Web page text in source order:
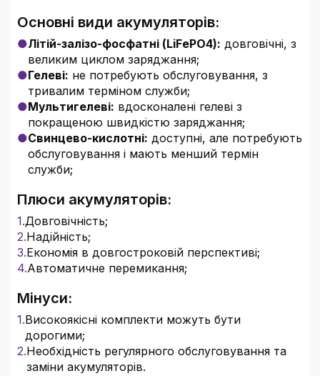
Основні види акумуляторів:
Літій-залізо-фосфатні (LiFePO4): довговічні, з
великим циклом заряджання;
Гелеві: не потребують обслуговування, з
тривалим терміном служби;
Мультигелеві: вдосконалені гелеві з
покращеною швидкістю заряджання;
Свинцево-кислотні: доступні, але потребують
обслуговування і мають менший термін
служби;
Плюси акумуляторів:
Довговічність;
Надійність;
Економія в довгостроковій перспективі;
Автоматичне перемикання;
Мінуси:
Високоякісні комплекти можуть бути
дорогими;
Необхідність регулярного обслуговування та
заміни акумуляторів.